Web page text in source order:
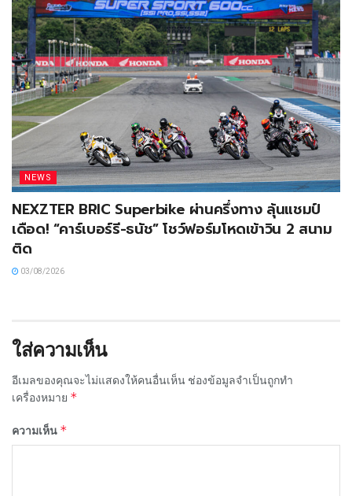
NEWS
NEXZTER BRIC Superbike ผ่านครึ่งทาง ลุ้นแชมป์
เดือด! “คาร์เบอร์รี-ธนัช” โชว์ฟอร์มโหดเข้าวิน 2 สนาม
ติด
03/08/2026
ใส่ความเห็น
อีเมลของคุณจะไม่แสดงให้คนอื่นเห็น ช่องข้อมูลจำเป็นถูกทำ
เครื่องหมาย *
ความเห็น *